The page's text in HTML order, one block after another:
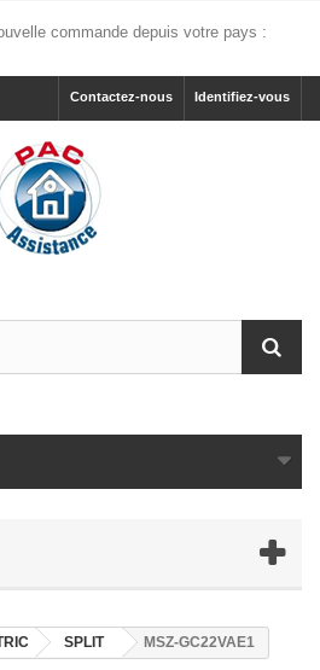
commande depuis votre pays :
Identifiez-vous
Contactez-nous
SPLIT MSZ-GC22VAE1